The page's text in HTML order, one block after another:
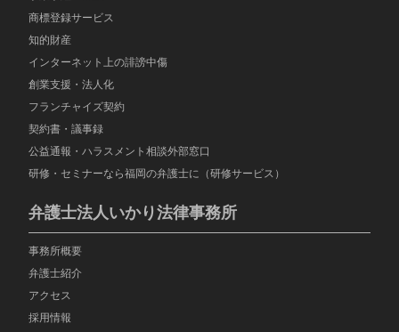
商標登録サービス
知的財産
インターネット上の誹謗中傷
創業支援・法人化
フランチャイズ契約
契約書・議事録
公益通報・ハラスメント相談外部窓口
研修・セミナーなら福岡の弁護士に（研修サービス）
弁護士法人いかり法律事務所
事務所概要
弁護士紹介
アクセス
採用情報